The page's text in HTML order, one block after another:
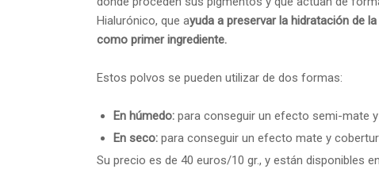
Hialurónico, que ayuda a preservar la hidratación de
como primer ingrediente.
Estos polvos se pueden utilizar de dos formas:
En húmedo: para conseguir un efecto semi-mate
En seco: para conseguir un efecto mate y
Su precio es de 40 euros/10 gr., y están disponibles